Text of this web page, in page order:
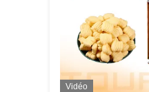
Vidéo